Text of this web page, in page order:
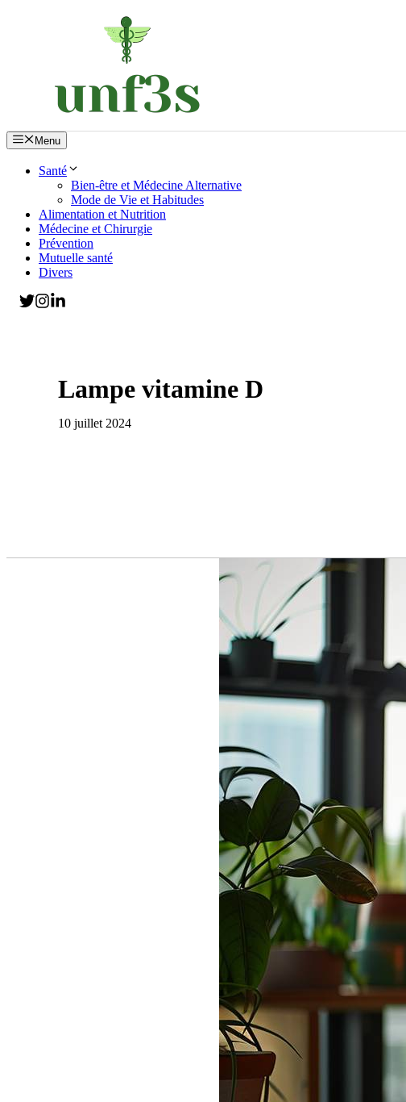
Menu
Santé
Bien-être et Médecine Alternative
Mode de Vie et Habitudes
Alimentation et Nutrition
Médecine et Chirurgie
Prévention
Mutuelle santé
Divers
Lampe vitamine D
10 juillet 2024